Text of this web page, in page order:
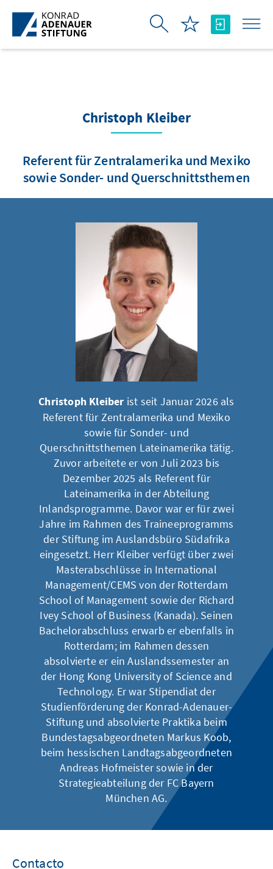
Saltar al contenido principal
Christoph Kleiber
Referent für Zentralamerika und Mexiko
sowie Sonder- und Querschnittsthemen
Christoph Kleiber ist seit Januar 2026 als
Referent für Zentralamerika und Mexiko
sowie für Sonder- und
Querschnittsthemen Lateinamerika tätig.
Zuvor arbeitete er von Juli 2023 bis
Dezember 2025 als Referent für
Lateinamerika in der Abteilung
Inlandsprogramme. Davor war er für zwei
Jahre im Rahmen des Traineeprogramms
der Stiftung im Auslandsbüro Südafrika
eingesetzt. Herr Kleiber verfügt über zwei
Masterabschlüsse in International
Management/CEMS von der Rotterdam
School of Management sowie der Richard
Ivey School of Business (Kanada). Seinen
Bachelorabschluss erwarb er ebenfalls in
Rotterdam; im Rahmen dessen
absolvierte er ein Auslandssemester an
der Hong Kong University of Science and
Technology. Er war Stipendiat der
Studienförderung der Konrad-Adenauer-
Stiftung und absolvierte Praktika beim
Bundestagsabgeordneten Markus Koob,
beim hessischen Landtagsabgeordneten
Andreas Hofmeister sowie in der
Strategieabteilung der FC Bayern
München AG.
Contacto